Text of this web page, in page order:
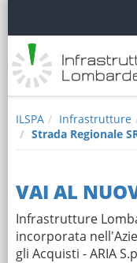
principale
Logo
Infrastrutture
ILSPA Infrastrutture
Strada Regionale
VAI AL
Infrastrutture
incorporata
gli Acquisti - ARIA